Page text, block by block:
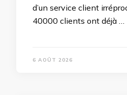
d’un service client
40000 clients ont déjà …
6 AOÛT 2026